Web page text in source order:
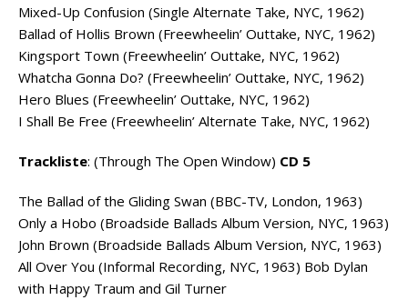
Mixed-Up Confusion (Single Alternate Take, NYC, 1962)
Ballad of Hollis Brown (Freewheelin’ Outtake, NYC, 1962)
Kingsport Town (Freewheelin’ Outtake, NYC, 1962)
Whatcha Gonna Do? (Freewheelin’ Outtake, NYC, 1962)
Hero Blues (Freewheelin’ Outtake, NYC, 1962)
I Shall Be Free (Freewheelin’ Alternate Take, NYC, 1962)
Trackliste: (Through The Open Window) CD 5
The Ballad of the Gliding Swan (BBC-TV, London, 1963)
Only a Hobo (Broadside Ballads Album Version, NYC, 1963)
John Brown (Broadside Ballads Album Version, NYC, 1963)
All Over You (Informal Recording, NYC, 1963) Bob Dylan
with Happy Traum and Gil Turner